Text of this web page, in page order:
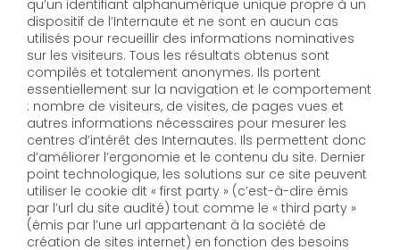
qu’un identifiant alphanumérique unique propre à un
dispositif de l’Internaute et ne sont en aucun cas
utilisés pour recueillir des informations nominatives
sur les visiteurs. Tous les résultats obtenus sont
compilés et totalement anonymes. Ils portent
essentiellement sur la navigation et le comportement
: nombre de visiteurs, de visites, de pages vues et
autres informations nécessaires pour mesurer les
centres d’intérêt des Internautes. Ils permettent donc
d’améliorer l’ergonomie et le contenu du site. Dernier
point technologique, les solutions sur ce site peuvent
utiliser le cookie dit « first party » (c’est-à-dire émis
par l’url du site audité) tout comme le « third party »
(émis par l’une url appartenant à la société de
création de sites internet) en fonction des besoins